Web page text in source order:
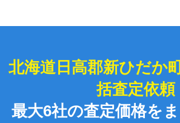
北海道日高郡新ひだか
括査定依頼
最大6社の査定価格を